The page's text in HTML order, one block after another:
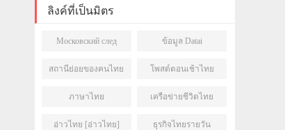
ลิงค์ที่เป็นมิตร
Московский след ข้อมูล Datai
สถานีย่อยของคนไทย โพสต์ตอนเช้าไทย
ภาษาไทย เครือข่ายชีวิตไทย
อ่าวไทย [อ่าวไทย] ธุรกิจไทยรายวัน